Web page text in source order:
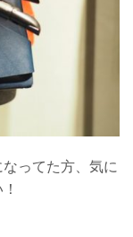
ってた方、気に